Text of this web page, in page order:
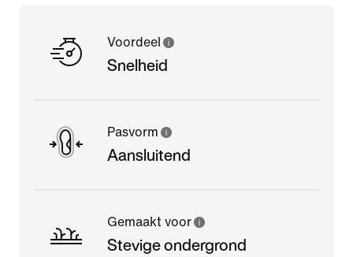
Voordeel
Snelheid
Pasvorm
Aansluitend
Gemaakt voor
Stevige ondergrond